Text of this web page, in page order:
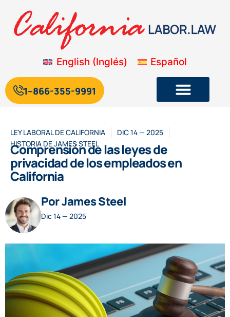
English (Inglés) Español
1--866-355-9991
LEY LABORAL DE CALIFORNIA
DIC 14 — 2025
HISTORIA DEJAMES STEEL
Comprensión de las leyes de
privacidad de los empleados en
California
Por James Steel
Dic 14 — 2025